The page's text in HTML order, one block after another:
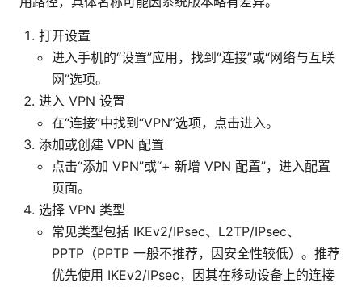
打开设置
进入手机的“设置”应用，找到“连接”或“网络与互联
网”选项。
进入 VPN 设置
在“连接”中找到“VPN”选项，点击进入。
添加或创建 VPN 配置
点击“添加 VPN”或“+ 新增 VPN 配置”，进入配置
页面。
选择 VPN 类型
常见类型包括 IKEv2/IPsec、L2TP/IPsec、
PPTP（PPTP 一般不推荐，因安全性较低）。推荐
优先使用 IKEv2/IPsec，因其在移动设备上的连接